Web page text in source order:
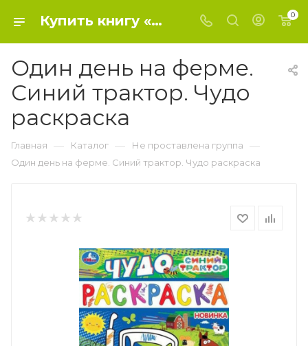
Купить книгу «Один день на ферме. Синий трактор. Чудо раскраска» 2022, - Не проставлена группа 0
Один день на ферме.
Синий трактор. Чудо
раскраска
Главная — Каталог — Не проставлена группа —
Один день на ферме. Синий трактор. Чудо раскраска